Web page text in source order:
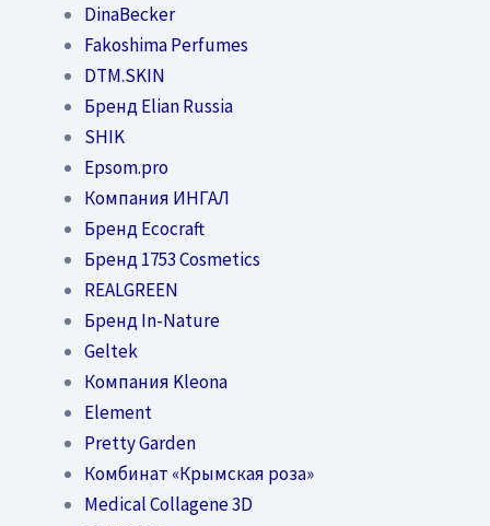
DinaBecker
Fakoshima Perfumes
DTM.SKIN
Бренд Elian Russia
SHIK
Epsom.pro
Компания ИНГАЛ
Бренд Ecocraft
Бренд 1753 Cosmetics
REALGREEN
Бренд In-Nature
Geltek
Компания Kleona
Element
Pretty Garden
Комбинат «Крымская роза»
Medical Collagene 3D